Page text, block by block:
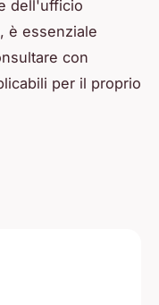
dell'ufficio
è essenziale
con
per il proprio